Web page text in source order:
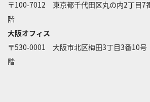
〒100-7012 東京都千代田区丸の内2丁
階
大阪オフィス
〒530-0001 大阪市北区梅田3丁目3番10
階